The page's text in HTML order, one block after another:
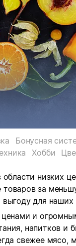
Бонусная
Хобби
области низких
за
для наших
ценами и
напитков и
свежее мясо,